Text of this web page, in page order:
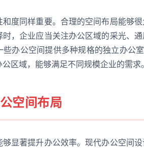
和度同样重要。合理的空间布局能够
，企业应当关注办公区域的采光、
些办公空间提供多种规格的独立办公
区域，能够满足不同规模企业的需求。
空间布局
够显著提升办公效率。现代办公空间